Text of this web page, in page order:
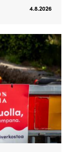
4.8.2026